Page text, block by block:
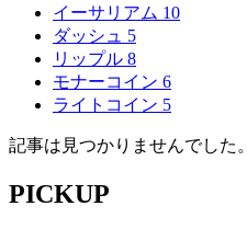
イーサリアム 10
ダッシュ 5
リップル 8
モナーコイン 6
ライトコイン 5
記事は見つかりませんでした。
PICKUP